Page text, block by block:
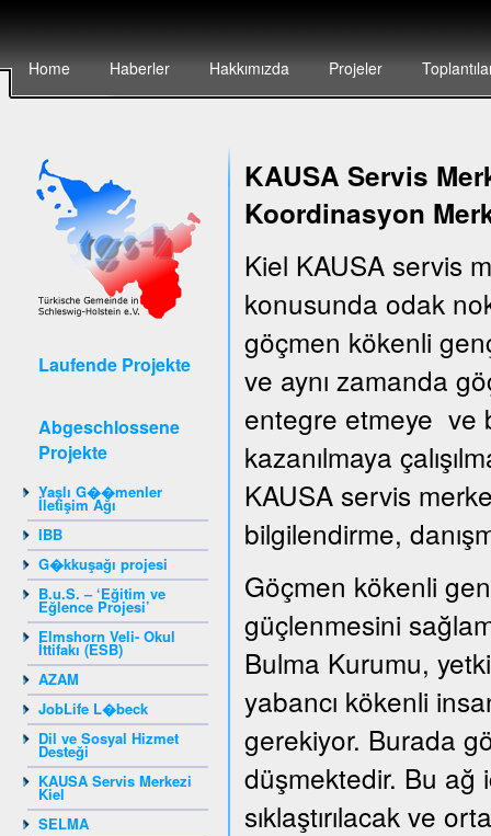
Home Haberler Hakkımızda Projeler
Laufende Projekte
Abgeschlossene
Projekte
Yaşlı G��menler
İletişim Ağı
IBB
G�kkuşağı projesi
B.u.S. – ‘Eğitim ve
Eğlence Projesi’
Elmshorn Veli- Okul
İttifakı (ESB)
AZAM
JobLife L�beck
Dil ve Sosyal Hizmet
Desteği
KAUSA Servis Merkezi
Kiel
SELMA
KAUSA Servis
Koordinasyon
Kiel KAUSA servis
konusunda odak
göçmen kökenli
ve aynı zamanda
entegre etmeye ve
kazanılmaya
KAUSA servis
bilgilendirme,
Göçmen kökenli
güçlenmesini
Bulma Kurumu,
yabancı kökenli
gerekiyor. Burada
düşmektedir. Bu ağ
sıklaştırılacak ve